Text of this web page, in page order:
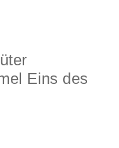
Eins des